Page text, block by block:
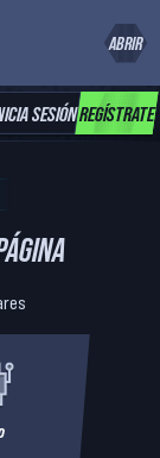
ABRIR
SESIÓNREGÍSTRATE